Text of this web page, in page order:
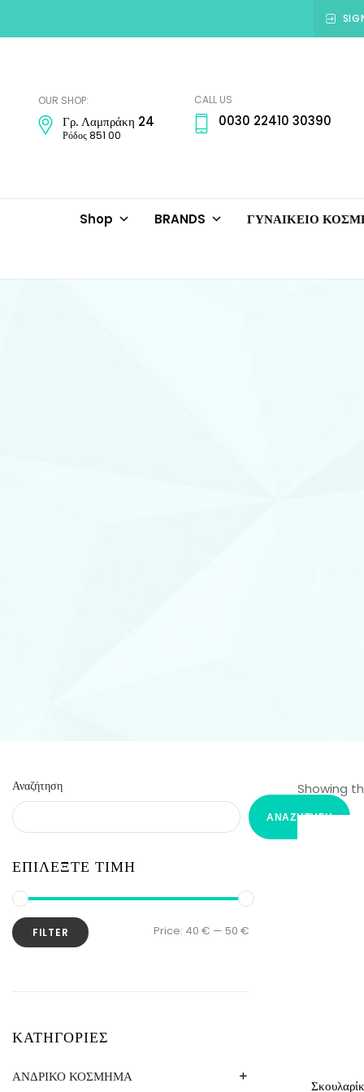
OUR SHOP:
Γρ. Λαμπράκη 24
Ρόδος 851 00
CALL US
0030 22410 30390
Shop BRANDS ΓΥΝΑΙΚΕΙΟ
Showing
Αναζήτηση
ΑΝΑΖΉΤΗΣΗ
ΕΠΙΛΕΞΤΕ ΤΙΜΗ
FILTER Price: 40 € — 50 €
ΚΑΤΗΓΟΡΙΕΣ
ΑΝΔΡΙΚΟ ΚΟΣΜΗΜΑ